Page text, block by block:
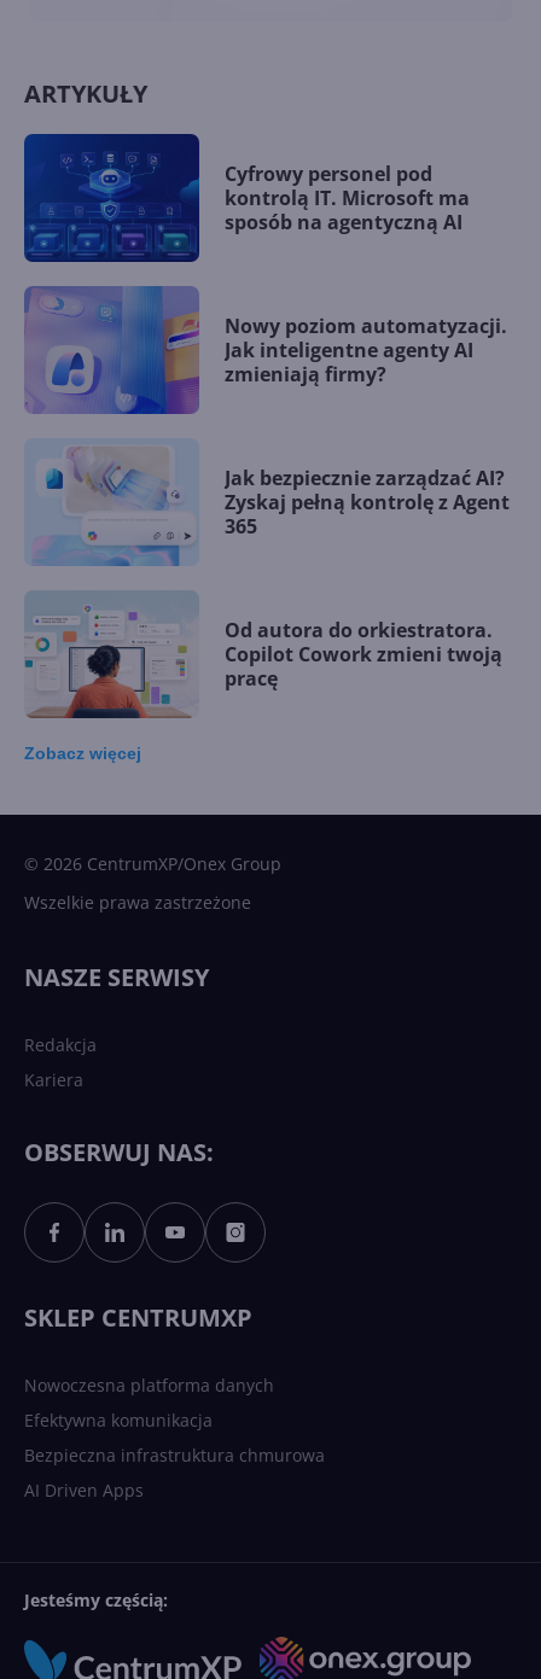
ARTYKUŁY
Cyfrowy personel pod
kontrolą IT. Microsoft ma
sposób na agentyczną AI
Nowy poziom automatyzacji.
Jak inteligentne agenty AI
zmieniają firmy?
Jak bezpiecznie zarządzać AI?
Zyskaj pełną kontrolę z Agent
365
Od autora do orkiestratora.
Copilot Cowork zmieni twoją
pracę
Sztuczna inteligencja po
polsku. Dość barier
Zobacz więcej
© 2026 CentrumXP/Onex Group
Wszelkie prawa zastrzeżone
NASZE SERWISY
Redakcja
Kariera
OBSERWUJ NAS:
SKLEP CENTRUMXP
Nowoczesna platforma danych
Efektywna komunikacja
Bezpieczna infrastruktura chmurowa
AI Driven Apps
Jesteśmy częścią: